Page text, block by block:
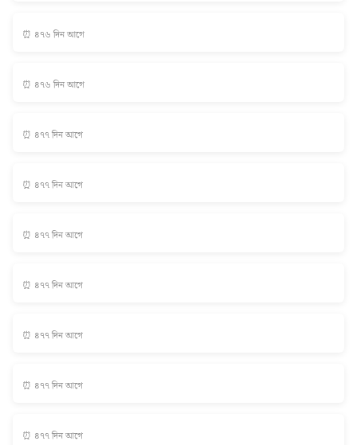
⏰ ৪৭৬ দিন আগে
⏰ ৪৭৬ দিন আগে
⏰ ৪৭৭ দিন আগে
⏰ ৪৭৭ দিন আগে
⏰ ৪৭৭ দিন আগে
⏰ ৪৭৭ দিন আগে
⏰ ৪৭৭ দিন আগে
⏰ ৪৭৭ দিন আগে
⏰ ৪৭৭ দিন আগে